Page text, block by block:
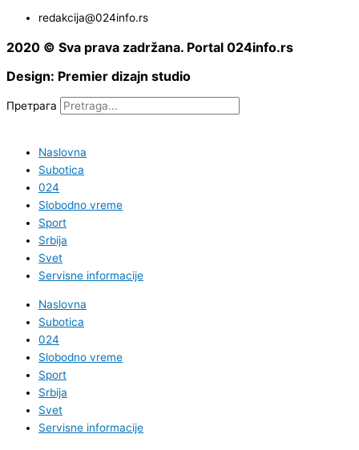
redakcija@024info.rs
2020 © Sva prava zadržana. Portal 024info.rs
Design: Premier dizajn studio
Претрага
Naslovna
Subotica
024
Slobodno vreme
Sport
Srbija
Svet
Servisne informacije
Naslovna
Subotica
024
Slobodno vreme
Sport
Srbija
Svet
Servisne informacije